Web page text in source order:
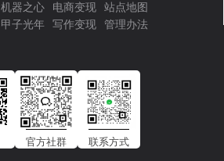
机器之心
甲子光年
电商变现
写作变现
站点地图
管理办法
官方社群 联系方式